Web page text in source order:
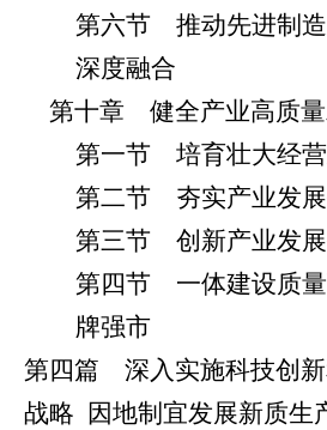
第六节 推动先进制
深度融合
第十章 健全产业高质
第一节 培育壮大经
第二节 夯实产业发
第三节 创新产业发
第四节 一体建设质
牌强市
第四篇 深入实施科技创新
战略
因地制宜发展新质生